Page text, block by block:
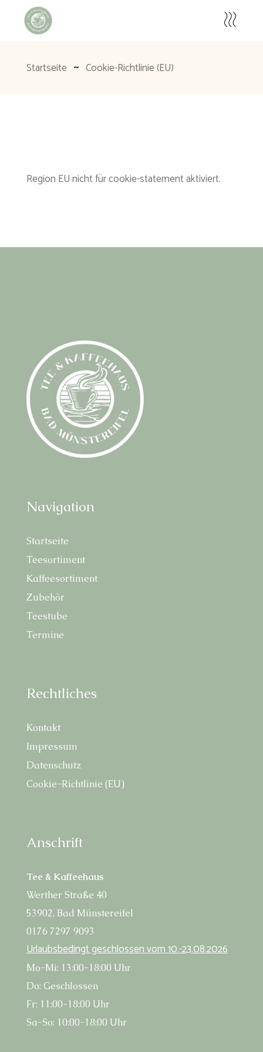
Startseite Coo­kie-Richt­li­nie (EU)
Regi­on EU nicht für coo­kie-state­ment aktiviert.
Navi­ga­ti­on
Start­sei­te
Tee­sor­ti­ment
Kaf­fee­sor­ti­ment
Zube­hör
Tee­stu­be
Ter­mi­ne
Recht­li­ches
Kon­takt
Impres­sum
Daten­schutz
Coo­kie-Richt­li­nie (EU)
Anschrift
Tee & Kaffeehaus
Wert­her Stra­ße 40
53902, Bad Münstereifel
0176 7297 9093
Urlaubs­be­dingt geschlos­sen vom 10.-23.08.2026
Mo-Mi: 13:00-18:00 Uhr
Do: Geschlossen
Fr: 11:00-18:00 Uhr
Sa-So: 10:00-18:00 Uhr